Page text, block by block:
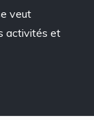
veut
activités et